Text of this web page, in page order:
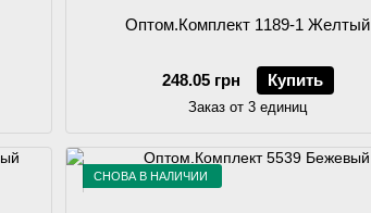
Оптом.Комплект 1189-1 Желтый
248.05 грн Купить
Заказ от 3 единиц
СНОВА В НАЛИЧИИ